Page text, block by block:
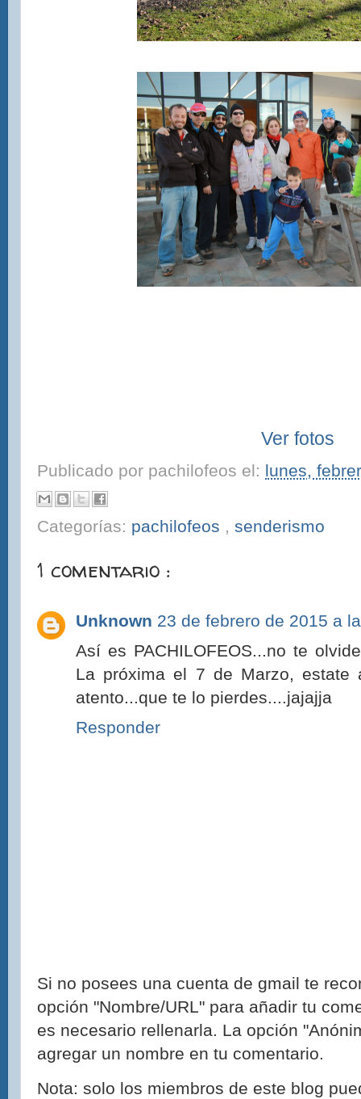
Ver fotos
Publicado por pachilofeos el: lunes,
Categorías: pachilofeos , senderismo
1 comentario :
Unknown 23 de febrero de 2015 a
Así es PACHILOFEOS...no te
La próxima el 7 de Marzo, estate
atento...que te lo pierdes....jajajja
Responder
Si no posees una cuenta de gmail te
opción "Nombre/URL" para añadir tu
es necesario rellenarla. La opción
agregar un nombre en tu comentario.
Nota: solo los miembros de este blog